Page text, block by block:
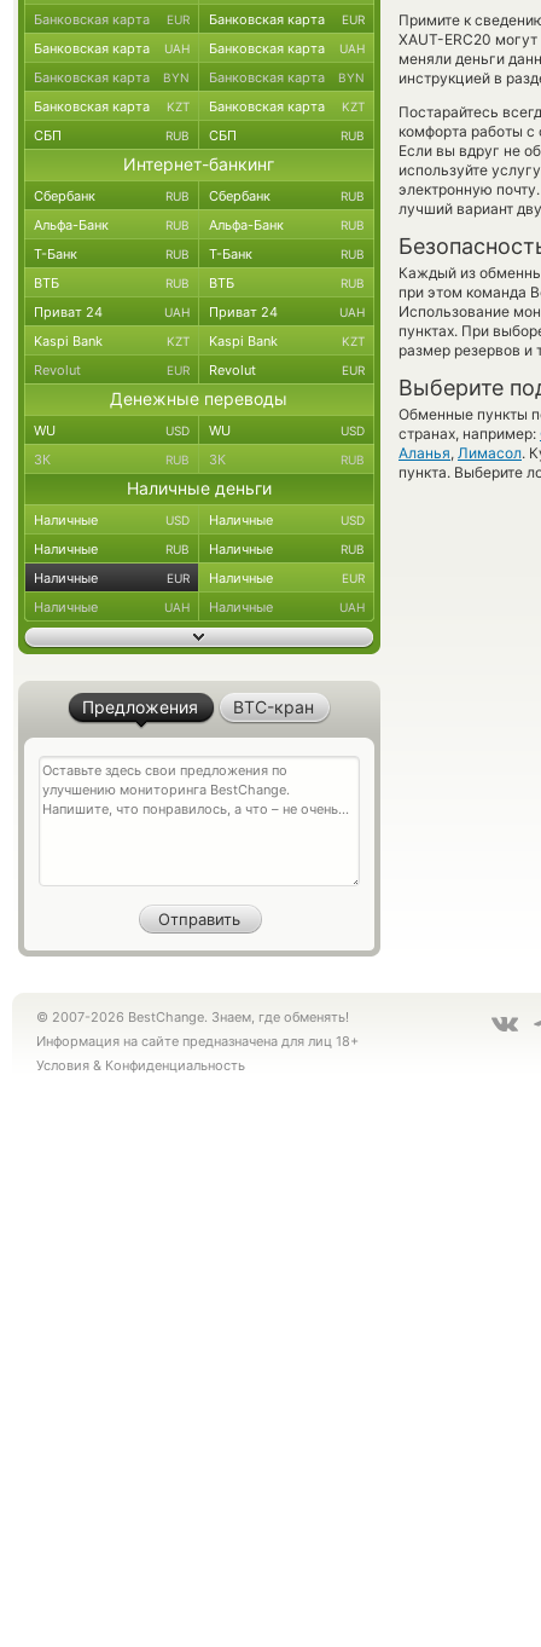
Примите к
XAUT-ERC20
меняли деньги
инструкцией в
Постарайтесь
комфорта работы
Если вы вдруг не
используйте
электронную
лучший вариант
Каждый из
при этом команда
Использование
пунктах. При
размер резервов и
Выберите
Обменные пункты
странах, например:
Аланья, Лимасол.
пункта. Выберите
Банковская карта EUR Банковская карта EUR
Банковская карта UAH Банковская карта UAH
Банковская карта BYN Банковская карта BYN
Банковская карта KZT Банковская карта KZT
СБП RUB СБП RUB
Интернет-банкинг
Сбербанк RUB Сбербанк RUB
Альфа-Банк RUB Альфа-Банк RUB
Т-Банк RUB Т-Банк RUB
ВТБ RUB ВТБ RUB
Приват 24 UAH Приват 24 UAH
Kaspi Bank KZT Kaspi Bank KZT
Revolut EUR Revolut EUR
Денежные переводы
WU USD WU USD
ЗК RUB ЗК RUB
Наличные деньги
Наличные USD Наличные USD
Наличные RUB Наличные RUB
Наличные EUR Наличные EUR
Наличные UAH Наличные UAH
Предложения BTC-кран
© 2007-2026 BestChange. Знаем, где обменять!
Информация на сайте предназначена для лиц 18+
Условия & Конфиденциальность